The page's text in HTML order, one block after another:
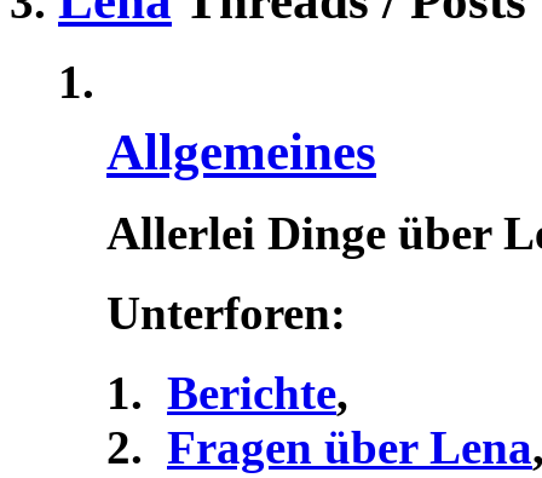
Allgemeines
Allerlei Dinge über
Unterforen:
Berichte,
Fragen über Lena